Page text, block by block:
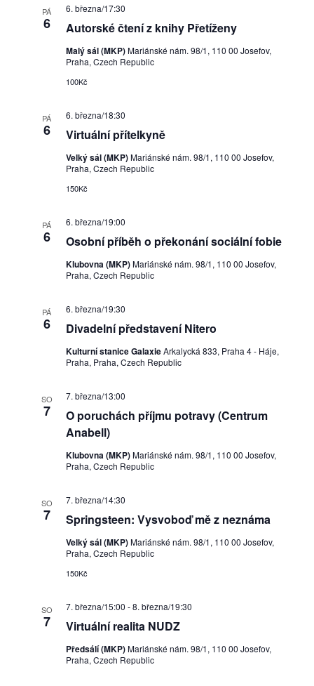
PÁ
6 Autorské čtení z knihy Přetíženy
6. března/17:30
Malý sál (MKP)Mariánské nám. 98/1, 110 00 Josefov,
Praha, Czech Republic
100Kč
PÁ
6 Virtuální přítelkyně
6. března/18:30
Velký sál (MKP)Mariánské nám. 98/1, 110 00 Josefov,
Praha, Czech Republic
150Kč
PÁ
6 Osobní příběh o překonání sociální fobie
6. března/19:00
Klubovna (MKP)Mariánské nám. 98/1, 110 00 Josefov,
Praha, Czech Republic
PÁ
6 Divadelní představení Nitero
6. března/19:30
Kulturní stanice GalaxieArkalycká 833, Praha 4 - Háje,
Praha, Praha, Czech Republic
SO
7
O poruchách příjmu potravy (Centrum
Anabell)
7. března/13:00
Klubovna (MKP)Mariánské nám. 98/1, 110 00 Josefov,
Praha, Czech Republic
SO
7 Springsteen: Vysvoboď mě z neznáma
7. března/14:30
Velký sál (MKP)Mariánské nám. 98/1, 110 00 Josefov,
Praha, Czech Republic
150Kč
SO
7 Virtuální realita NUDZ
7. března/15:00 -8. března/19:30
Předsálí (MKP)Mariánské nám. 98/1, 110 00 Josefov,
Praha, Czech Republic